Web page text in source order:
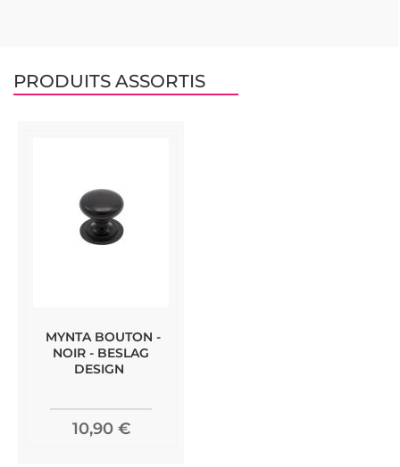
PRODUITS ASSORTIS
MYNTA BOUTON -
NOIR - BESLAG
DESIGN
10,90 €